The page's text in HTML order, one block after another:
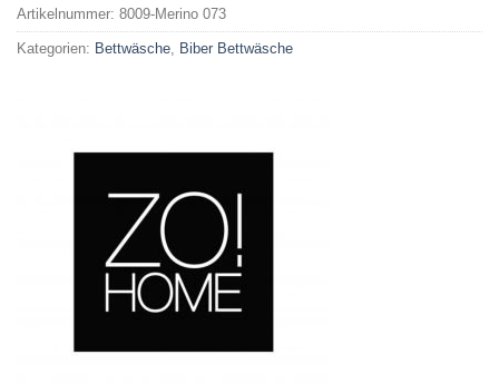
Artikelnummer: 8009-Merino 073
Kategorien: Bettwäsche Biber Bettwäsche